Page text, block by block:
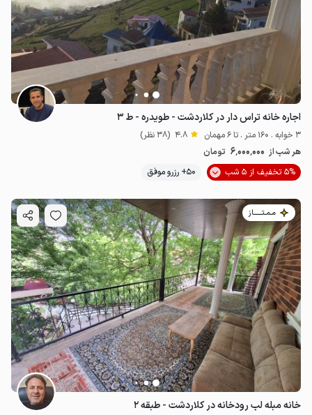
3.3میلیون ت 4.8
اجاره خانه تراس دار در کلاردشت - طویدره - ط ۳
3 خوابه . 160 متر . تا 6 مهمان 4.8 (38 نظر)
هر شب از 6٬000٬000 تومان
5% تخفیف از 5 شب
50+ رزرو موفق
مـمـتــــــاز
خانه مبله لب رودخانه در کلاردشت - طبقه ۲